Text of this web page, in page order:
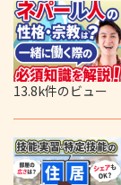
13.8k件のビュー